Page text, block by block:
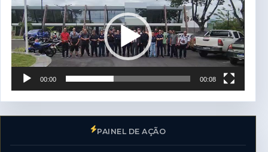
de
vídeo
00:00 00:08
PAINEL DE AÇÃO